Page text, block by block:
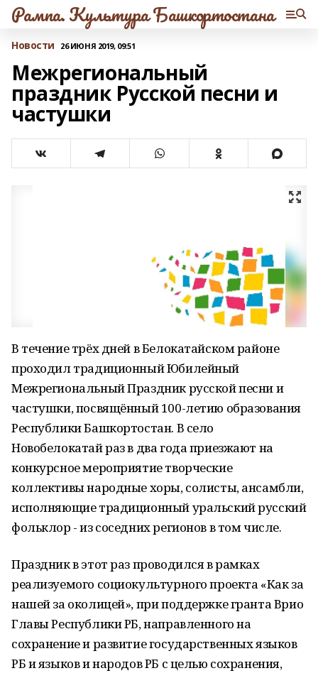
Рампа. Культура Башкортостана
Новости 26 ИЮНЯ 2019, 09:51
Межрегиональный
праздник Русской песни и
частушки
В течение трёх дней в Белокатайском районе
проходил традиционный Юбилейный
Межрегиональный Праздник русской песни и
частушки, посвящённый 100-летию образования
Республики Башкортостан. В село
Новобелокатай раз в два года приезжают на
конкурсное мероприятие творческие
коллективы народные хоры, солисты, ансамбли,
исполняющие традиционный уральский русский
фольклор - из соседних регионов в том числе.
Праздник в этот раз проводился в рамках
реализуемого социокультурного проекта «Как за
нашей за околицей», при поддержке гранта Врио
Главы Республики РБ, направленного на
сохранение и развитие государственных языков
РБ и языков и народов РБ с целью сохранения,